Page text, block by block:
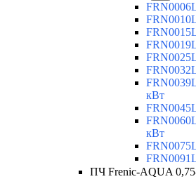
кВт
кВт
ПЧ Frenic-AQUA